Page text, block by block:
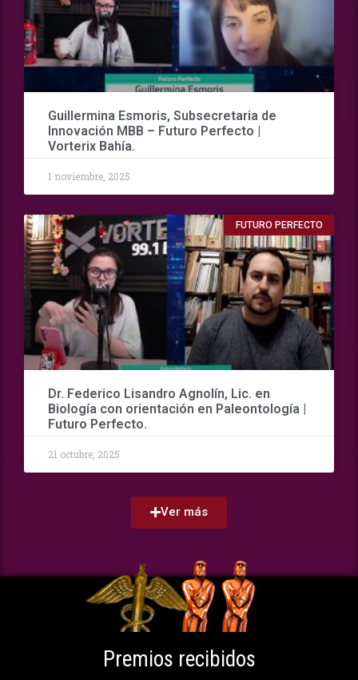
Guillermina Esmoris, Subsecretaria de
Innovación MBB – Futuro Perfecto |
Vorterix Bahía.
1 noviembre, 2025
FUTURO PERFECTO
Dr. Federico Lisandro Agnolín, Lic. en
Biología con orientación en Paleontología |
Futuro Perfecto.
21 octubre, 2025
Ver más
Premios recibidos